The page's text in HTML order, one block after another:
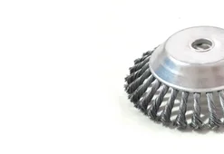
příslušenstvím ke křovinořezům
rychle odstranit nečistoty a
Skladem 1
10221
VARI
2 roky